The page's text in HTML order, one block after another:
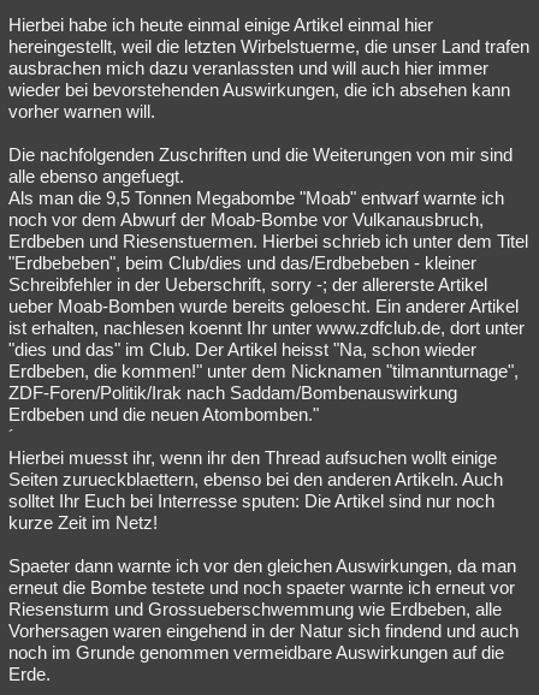
Astronomie Helpdesk Gruppen Gaming Filme
Musik Clash Verbesserungen Allmystery English
Übersichten
Besucht Teilgenommen Alle Neue Geschlossen
Lesenswert Schlüsselwörter
Hierbei habe ich heute einmal einige Artikel einmal hier
hereingestellt, weil die letzten Wirbelstuerme, die unser Land trafen
ausbrachen mich dazu veranlassten und will auch hier immer
wieder bei bevorstehenden Auswirkungen, die ich absehen kann
vorher warnen will.
Die nachfolgenden Zuschriften und die Weiterungen von mir sind
alle ebenso angefuegt.
Als man die 9,5 Tonnen Megabombe "Moab" entwarf warnte ich
noch vor dem Abwurf der Moab-Bombe vor Vulkanausbruch,
Erdbeben und Riesenstuermen. Hierbei schrieb ich unter dem Titel
"Erdbebeben", beim Club/dies und das/Erdbebeben - kleiner
Schreibfehler in der Ueberschrift, sorry -; der allererste Artikel
ueber Moab-Bomben wurde bereits geloescht. Ein anderer Artikel
ist erhalten, nachlesen koennt Ihr unter www.zdfclub.de, dort unter
"dies und das" im Club. Der Artikel heisst "Na, schon wieder
Erdbeben, die kommen!" unter dem Nicknamen "tilmannturnage",
ZDF-Foren/Politik/Irak nach Saddam/Bombenauswirkung
Erdbeben und die neuen Atombomben."
´
Hierbei muesst ihr, wenn ihr den Thread aufsuchen wollt einige
Seiten zurueckblaettern, ebenso bei den anderen Artikeln. Auch
solltet Ihr Euch bei Interresse sputen: Die Artikel sind nur noch
kurze Zeit im Netz!
Spaeter dann warnte ich vor den gleichen Auswirkungen, da man
erneut die Bombe testete und noch spaeter warnte ich erneut vor
Riesensturm und Grossueberschwemmung wie Erdbeben, alle
Vorhersagen waren eingehend in der Natur sich findend und auch
noch im Grunde genommen vermeidbare Auswirkungen auf die
Erde.